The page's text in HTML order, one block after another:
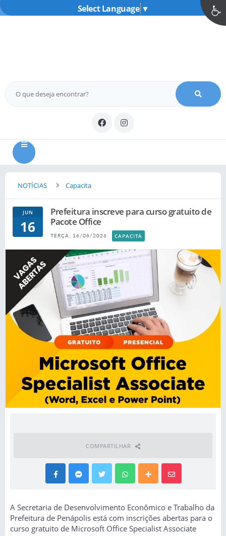
Select Language ▼
NOTÍCIAS Capacita
JUN
16
Prefeitura inscreve para curso gratuito de
Pacote Office
TERÇA, 16/06/2026 CAPACITA
COMPARTILHAR
A Secretaria de Desenvolvimento Econômico e Trabalho da
Prefeitura de Penápolis está com inscrições abertas para o
curso gratuito de Microsoft Office Specialist Associate